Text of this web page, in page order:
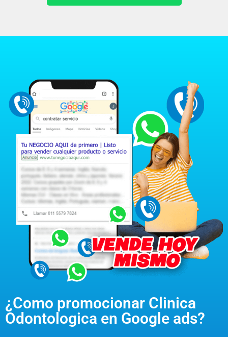
¿Como promocionar Clinica
Odontologica en Google ads?